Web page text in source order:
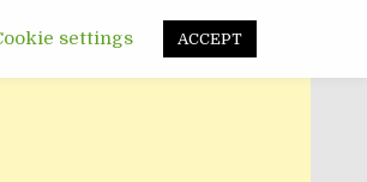
settings ACCEPT